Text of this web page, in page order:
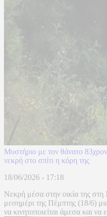
Μυστήριο με τον θάνατο
νεκρή στο σπίτι η κόρη της
18/06/2026 - 17:18
Νεκρή μέσα στην οικία της στη
μεσημέρι της Πέμπτης (18/6)
να κινητοποιείται άμεσα και να